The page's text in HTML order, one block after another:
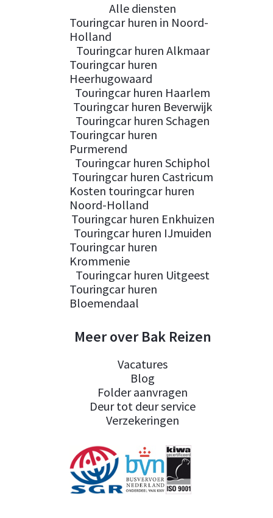
Alle diensten
Touringcar huren in Noord-
Holland
Touringcar huren Alkmaar
Touringcar huren
Heerhugowaard
Touringcar huren Haarlem
Touringcar huren Beverwijk
Touringcar huren Schagen
Touringcar huren
Purmerend
Touringcar huren Schiphol
Touringcar huren Castricum
Kosten touringcar huren
Noord-Holland
Touringcar huren Enkhuizen
Touringcar huren IJmuiden
Touringcar huren
Krommenie
Touringcar huren Uitgeest
Touringcar huren
Bloemendaal
Meer over Bak Reizen
Vacatures
Blog
Folder aanvragen
Deur tot deur service
Verzekeringen